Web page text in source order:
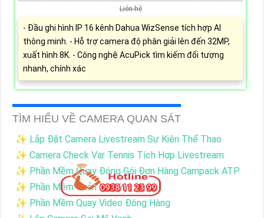
Liên hệ
- Đầu ghi hình IP 16 kênh Dahua WizSense tích hợp AI
thông minh. - Hỗ trợ camera độ phân giải lên đến 32MP,
xuất hình 8K. - Công nghệ AcuPick tìm kiếm đối tượng
nhanh, chính xác
TÌM HIỂU VỀ CAMERA QUAN SÁT
✨ Lắp Đặt Camera Livestream Sự Kiện Thể Thao
✨ Camera Check Var Tennis Tích Hợp Livestream
✨ Phần Mềm Quay Đóng Gói Đơn Hàng Campack ATP
✨ Phần Mềm Quản Lý Đóng Hàng
✨ Phần Mềm Quay Video Đóng Hàng